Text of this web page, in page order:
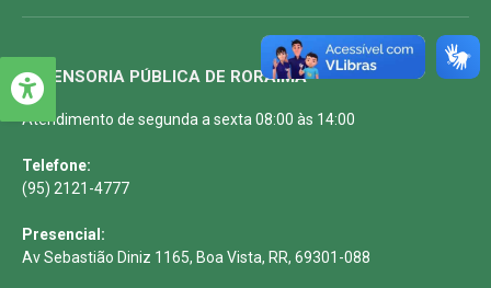
DEFENSORIA PÚBLICA DE RORAIMA
Atendimento de segunda a sexta 08:00 às 14:00
Telefone:
(95) 2121-4777
Presencial:
Av Sebastião Diniz 1165, Boa Vista, RR, 69301-088